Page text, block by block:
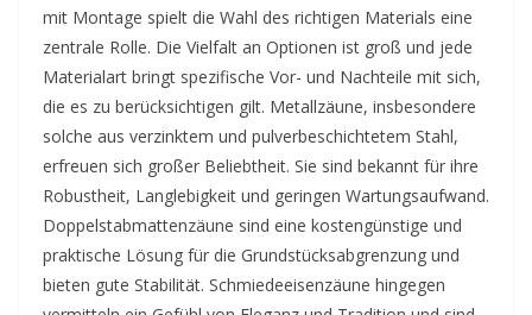
mit Montage spielt die Wahl des richtigen Materials eine
zentrale Rolle. Die Vielfalt an Optionen ist groß und jede
Materialart bringt spezifische Vor- und Nachteile mit sich,
die es zu berücksichtigen gilt. Metallzäune, insbesondere
solche aus verzinktem und pulverbeschichtetem Stahl,
erfreuen sich großer Beliebtheit. Sie sind bekannt für ihre
Robustheit, Langlebigkeit und geringen Wartungsaufwand.
Doppelstabmattenzäune sind eine kostengünstige und
praktische Lösung für die Grundstücksabgrenzung und
bieten gute Stabilität. Schmiedeeisenzäune hingegen